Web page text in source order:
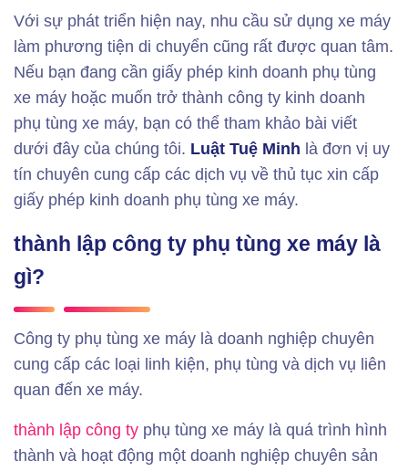
Với sự phát triển hiện nay, nhu cầu sử dụng xe máy
làm phương tiện di chuyển cũng rất được quan tâm.
Nếu bạn đang cần giấy phép kinh doanh phụ tùng
xe máy hoặc muốn trở thành công ty kinh doanh
phụ tùng xe máy, bạn có thể tham khảo bài viết
dưới đây của chúng tôi. Luật Tuệ Minh là đơn vị uy
tín chuyên cung cấp các dịch vụ về thủ tục xin cấp
giấy phép kinh doanh phụ tùng xe máy.
thành lập công ty phụ tùng xe máy là
gì?
Công ty phụ tùng xe máy là doanh nghiệp chuyên
cung cấp các loại linh kiện, phụ tùng và dịch vụ liên
quan đến xe máy.
thành lập công ty phụ tùng xe máy là quá trình hình
thành và hoạt động một doanh nghiệp chuyên sản